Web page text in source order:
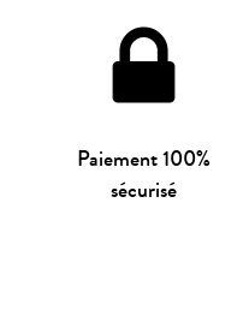
Paiement 100%
sécurisé